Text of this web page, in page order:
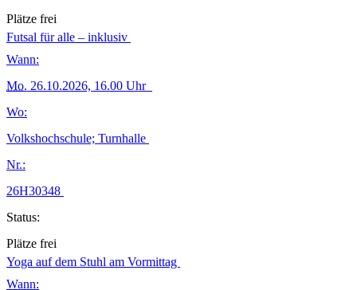
Plätze frei
Futsal für alle – inklusiv
Wann:
Mo. 26.10.2026, 16.00 Uhr
Wo:
Volkshochschule; Turnhalle
Nr.:
26H30348
Status:
Plätze frei
Yoga auf dem Stuhl am Vormittag
Wann: